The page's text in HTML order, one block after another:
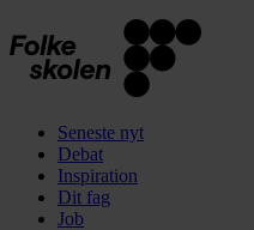
Seneste nyt
Debat
Inspiration
Dit fag
Job